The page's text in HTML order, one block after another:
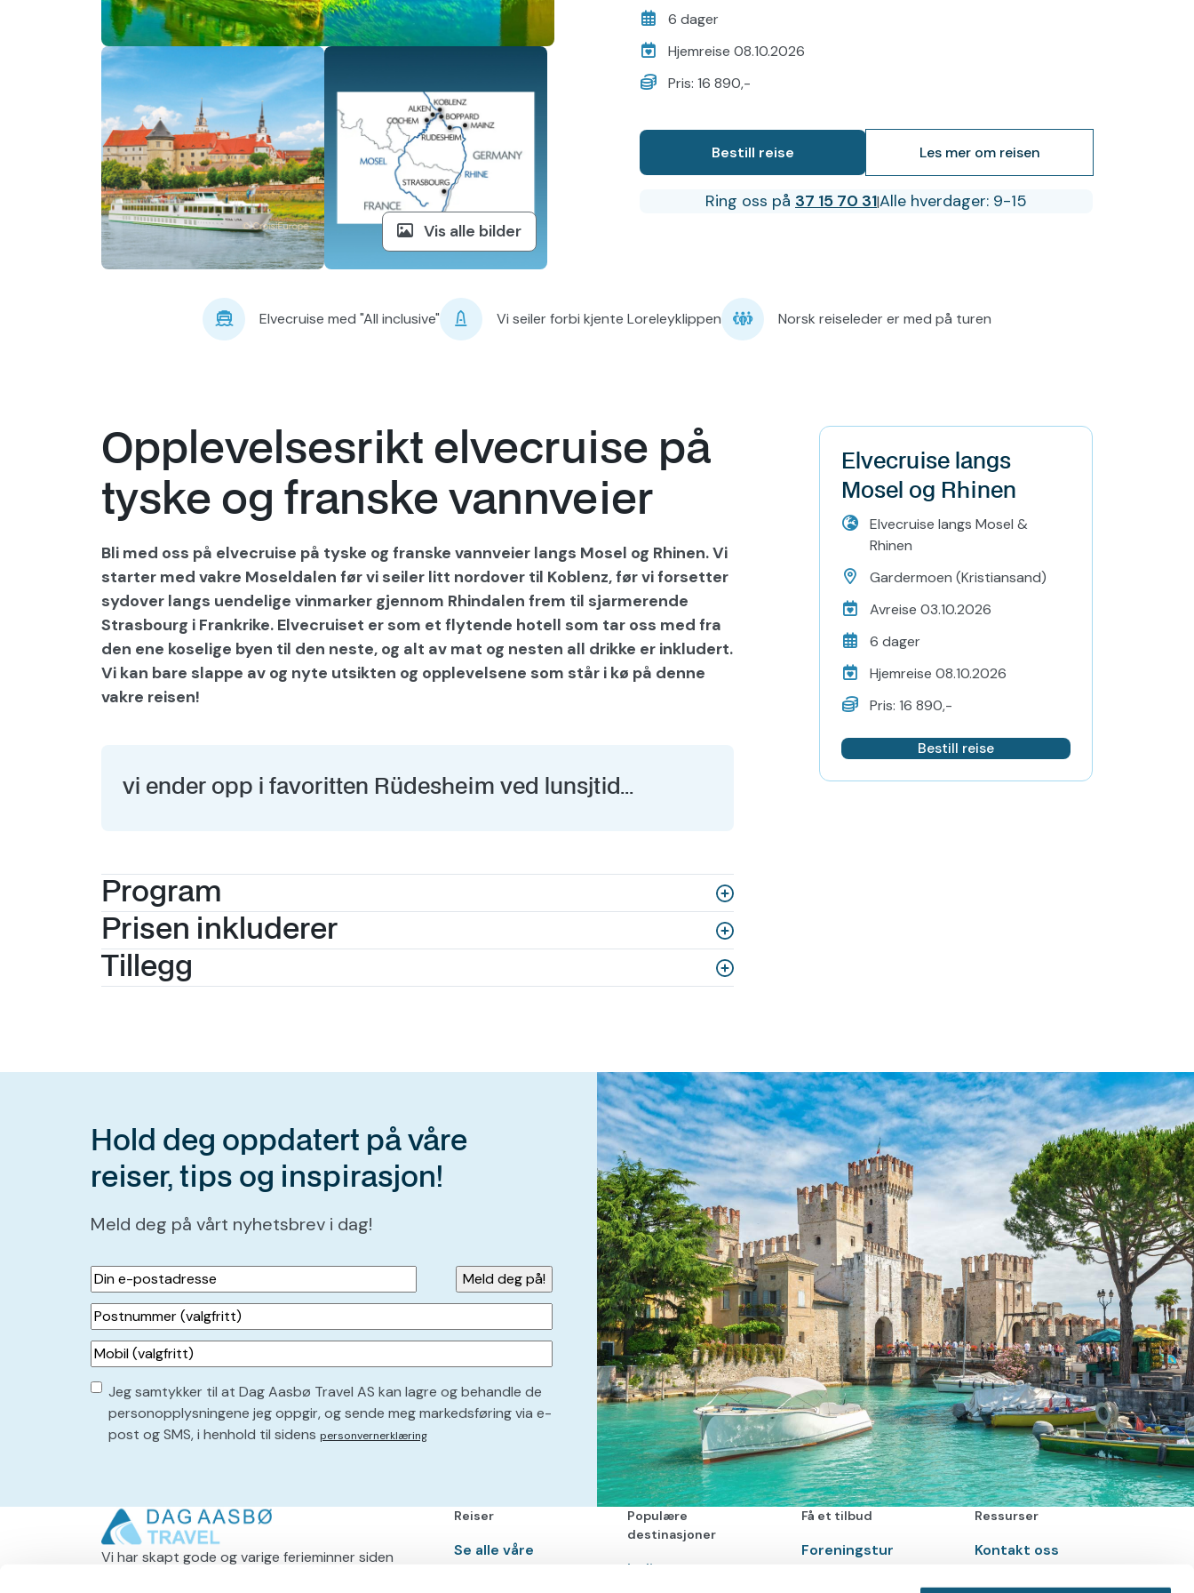
Tromsø
Evenes
Se alle våre reiser
Vis alle bilder
6 dager
Hjemreise 08.10.2026
Pris: 16 890,-
Bestill reise Les mer om reisen
Ring oss på 37 15 70 31|Alle hverdager: 9-15
Elvecruise med "All inclusive" Vi seiler forbi kjente Loreleyklippen Norsk reiseleder er med på turen
Opplevelsesrikt elvecruise på
tyske og franske vannveier
Bli med oss på elvecruise på tyske og franske vannveier langs Mosel og Rhinen. Vi
starter med vakre Moseldalen før vi seiler litt nordover til Koblenz, før vi forsetter
sydover langs uendelige vinmarker gjennom Rhindalen frem til sjarmerende
Strasbourg i Frankrike. Elvecruiset er som et flytende hotell som tar oss med fra
den ene koselige byen til den neste, og alt av mat og nesten all drikke er inkludert.
Vi kan bare slappe av og nyte utsikten og opplevelsene som står i kø på denne
vakre reisen!
vi ender opp i favoritten Rüdesheim ved lunsjtid...
Program
Prisen inkluderer
Tillegg
Elvecruise langs
Mosel og Rhinen
Elvecruise langs Mosel &
Rhinen
Gardermoen (Kristiansand)
Avreise 03.10.2026
6 dager
Hjemreise 08.10.2026
Pris: 16 890,-
Bestill reise
Hold deg oppdatert på våre
reiser, tips og inspirasjon!
Meld deg på vårt nyhetsbrev i dag!
Din
e-
postadresse(
P
å
k
Postnummer
(valgfritt)
Mobil
(valgfritt)
Consent
Jeg samtykker til at Dag Aasbø Travel AS kan lagre og behandle de
personopplysningene jeg oppgir, og sende meg markedsføring via e-
post og SMS, i henhold til sidens personvernerklæring
Vi har skapt gode og varige ferieminner siden
Reiser
Se alle våre
Populære
destinasjoner
Italia
Få et tilbud
Foreningstur
Ressurser
Kontakt oss